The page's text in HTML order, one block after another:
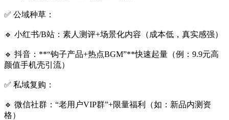
✅ 公域种草：
🔹 小红书/B站：素人测评+场景化内容（成本低，真实感强）
🔹 抖音：**“钩子产品+热点BGM”**快速起量（例：9.9元高
颜值手机壳引流）
✅ 私域复购：
🔹 微信社群：“老用户VIP群”+限量福利（如：新品内测资
格）